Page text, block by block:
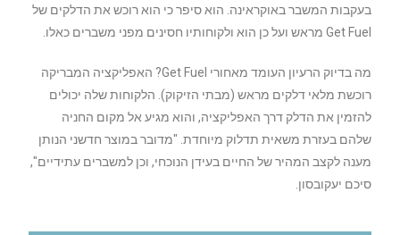
בעקבות המשבר באוקראינה. הוא סיפר כי הוא רוכש את הדלקים של
Get Fuel מראש ועל כן הוא ולקוחותיו חסינים מפני משברים כאלו.
מה בדיוק הרעיון העומד מאחורי Get Fuel? האפליקציה המבריקה
רוכשת מלאי דלקים מראש (מבתי הזיקוק). הלקוחות שלה יכולים
להזמין את הדלק דרך האפליקציה, והוא מגיע אל מקום החניה
שלהם בעזרת משאית תדלוק מיוחדת. "מדובר במוצר חדשני הנותן
מענה לקצב המהיר של החיים בעידן הנוכחי, וכן למשברים עתידיים",
סיכם יעקובסון.